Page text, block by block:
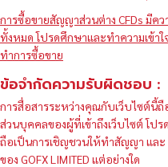
การซื้อขายสัญญาส่วนต่าง CFDs มีค
ทั้งหมด โปรดศึกษาและทำความเข้าใ
ทำการซื้อขาย
ข้อจำกัดความรับผิดชอบ :
การสื่อสารระหว่างคุณกับเว็บไซต์นี้ถื
ส่วนบุคคลของผู้ที่เข้าถึงเว็บไซต์ โป
ถือเป็นการเชิญชวนให้ทำสัญญา แล
ของ GOFX LIMITED แต่อย่างใด